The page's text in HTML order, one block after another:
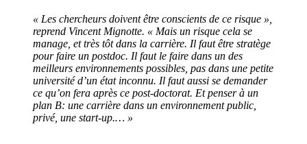
« Les chercheurs doivent être conscients de ce risque »,
reprend Vincent Mignotte. « Mais un risque cela se
manage, et très tôt dans la carrière. Il faut être stratège
pour faire un postdoc. Il faut le faire dans un des
meilleurs environnements possibles, pas dans une petite
université d’un état inconnu. Il faut aussi se demander
ce qu’on fera après ce post-doctorat. Et penser à un
plan B: une carrière dans un environnement public,
privé, une start-up.… »